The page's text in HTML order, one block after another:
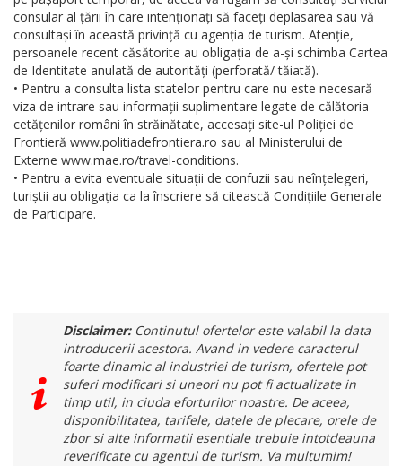
consular al țării în care intenționați să faceți deplasarea sau vă
consultași în această privință cu agenția de turism. Atenție,
persoanele recent căsătorite au obligația de a-și schimba Cartea
de Identitate anulată de autorități (perforată/ tăiată).
• Pentru a consulta lista statelor pentru care nu este necesară
viza de intrare sau informații suplimentare legate de călătoria
cetățenilor români în străinătate, accesați site-ul Poliției de
Frontieră www.politiadefrontiera.ro sau al Ministerului de
Externe www.mae.ro/travel-conditions.
• Pentru a evita eventuale situații de confuzii sau neînțelegeri,
turiștii au obligația ca la înscriere să citească Condițiile Generale
de Participare.
Disclaimer:Continutul ofertelor este valabil la data
introducerii acestora. Avand in vedere caracterul
foarte dinamic al industriei de turism, ofertele pot
suferi modificari si uneori nu pot fi actualizate in
timp util, in ciuda eforturilor noastre. De aceea,
disponibilitatea, tarifele, datele de plecare, orele de
zbor si alte informatii esentiale trebuie intotdeauna
reverificate cu agentul de turism. Va multumim!